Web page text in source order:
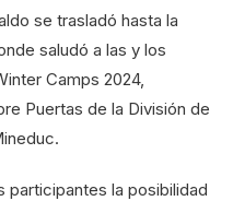
se trasladó hasta la
saludó a las y los
Camps 2024,
Puertas de la División de
participantes la posibilidad